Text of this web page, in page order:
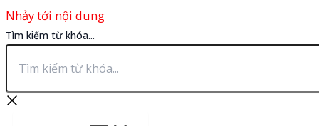
Nhảy tới nội dung
Tìm kiếm từ khóa...